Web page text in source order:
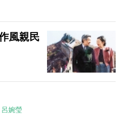
風親民
呂婉瑩